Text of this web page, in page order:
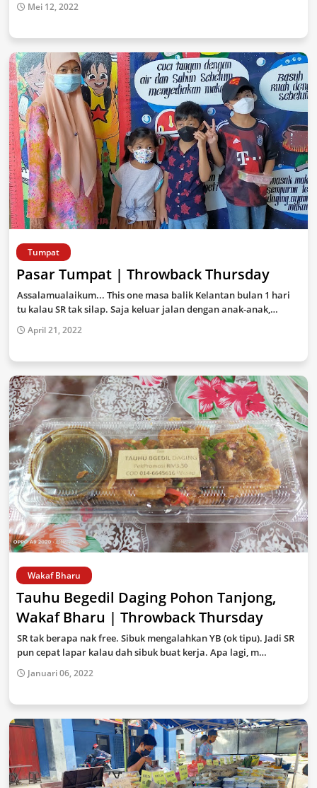
Mei 12, 2022
Tumpat
Pasar Tumpat | Throwback Thursday
Assalamualaikum... This one masa balik Kelantan bulan 1 hari
tu kalau SR tak silap. Saja keluar jalan dengan anak-anak,…
April 21, 2022
Wakaf Bharu
Tauhu Begedil Daging Pohon Tanjong,
Wakaf Bharu | Throwback Thursday
SR tak berapa nak free. Sibuk mengalahkan YB (ok tipu). Jadi SR
pun cepat lapar kalau dah sibuk buat kerja. Apa lagi, m…
Januari 06, 2022